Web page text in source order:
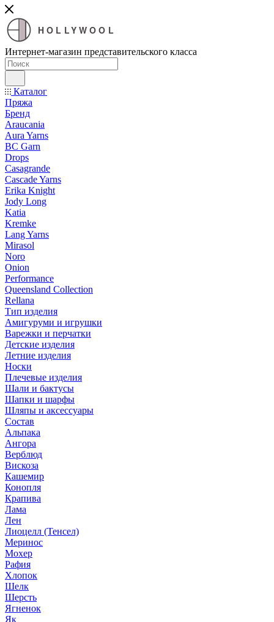
HOLLYWOOL
Интернет-магазин представительского класса
Каталог
Пряжа
Бренд
Araucania
Aura Yarns
BC Garn
Drops
Casagrande
Cascade Yarns
Erika Knight
Jody Long
Katia
Kremke
Lang Yarns
Mirasol
Noro
Onion
Performance
Queensland Collection
Rellana
Тип изделия
Амигуруми и игрушки
Варежки и перчатки
Детские изделия
Летние изделия
Носки
Плечевые изделия
Шали и бактусы
Шапки и шарфы
Шляпы и аксессуары
Состав
Альпака
Ангора
Верблюд
Вискоза
Кашемир
Конопля
Крапива
Лама
Лен
Лиоцелл (Тенсел)
Меринос
Мохер
Рафия
Хлопок
Шелк
Шерсть
Ягненок
Як